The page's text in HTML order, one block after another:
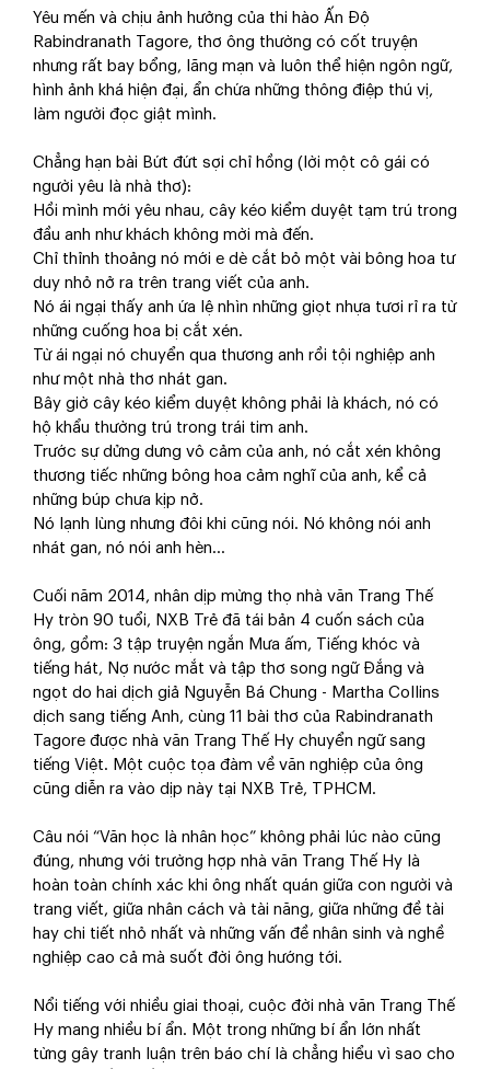
Yêu mến và chịu ảnh hưởng của thi hào Ấn Độ
Rabindranath Tagore, thơ ông thường có cốt truyện
nhưng rất bay bổng, lãng mạn và luôn thể hiện ngôn ngữ,
hình ảnh khá hiện đại, ẩn chứa những thông điệp thú vị,
làm người đọc giật mình.
Chẳng hạn bài Bứt đứt sợi chỉ hồng (lời một cô gái có
người yêu là nhà thơ):
Hồi mình mới yêu nhau, cây kéo kiểm duyệt tạm trú trong
đầu anh như khách không mời mà đến.
Chỉ thỉnh thoảng nó mới e dè cắt bỏ một vài bông hoa tư
duy nhỏ nở ra trên trang viết của anh.
Nó ái ngại thấy anh ứa lệ nhìn những giọt nhựa tươi rỉ ra từ
những cuống hoa bị cắt xén.
Từ ái ngại nó chuyển qua thương anh rồi tội nghiệp anh
như một nhà thơ nhát gan.
Bây giờ cây kéo kiểm duyệt không phải là khách, nó có
hộ khẩu thường trú trong trái tim anh.
Trước sự dửng dưng vô cảm của anh, nó cắt xén không
thương tiếc những bông hoa cảm nghĩ của anh, kể cả
những búp chưa kịp nở.
Nó lạnh lùng nhưng đôi khi cũng nói. Nó không nói anh
nhát gan, nó nói anh hèn…
Cuối năm 2014, nhân dịp mừng thọ nhà văn Trang Thế
Hy tròn 90 tuổi, NXB Trẻ đã tái bản 4 cuốn sách của
ông, gồm: 3 tập truyện ngắn Mưa ấm, Tiếng khóc và
tiếng hát, Nợ nước mắt và tập thơ song ngữ Đắng và
ngọt do hai dịch giả Nguyễn Bá Chung - Martha Collins
dịch sang tiếng Anh, cùng 11 bài thơ của Rabindranath
Tagore được nhà văn Trang Thế Hy chuyển ngữ sang
tiếng Việt. Một cuộc tọa đàm về văn nghiệp của ông
cũng diễn ra vào dịp này tại NXB Trẻ, TPHCM.
Câu nói “Văn học là nhân học” không phải lúc nào cũng
đúng, nhưng với trường hợp nhà văn Trang Thế Hy là
hoàn toàn chính xác khi ông nhất quán giữa con người và
trang viết, giữa nhân cách và tài năng, giữa những đề tài
hay chi tiết nhỏ nhất và những vấn đề nhân sinh và nghề
nghiệp cao cả mà suốt đời ông hướng tới.
Nổi tiếng với nhiều giai thoại, cuộc đời nhà văn Trang Thế
Hy mang nhiều bí ẩn. Một trong những bí ẩn lớn nhất
từng gây tranh luận trên báo chí là chẳng hiểu vì sao cho